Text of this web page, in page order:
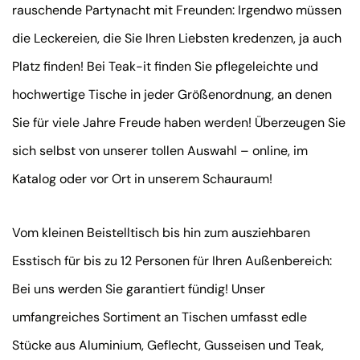
rauschende Partynacht mit Freunden: Irgendwo müssen
die Leckereien, die Sie Ihren Liebsten kredenzen, ja auch
Platz finden! Bei Teak-it finden Sie pflegeleichte und
hochwertige Tische in jeder Größenordnung, an denen
Sie für viele Jahre Freude haben werden! Überzeugen Sie
sich selbst von unserer tollen Auswahl – online, im
Katalog oder vor Ort in unserem Schauraum!
Vom kleinen Beistelltisch bis hin zum ausziehbaren
Esstisch für bis zu 12 Personen für Ihren Außenbereich:
Bei uns werden Sie garantiert fündig! Unser
umfangreiches Sortiment an Tischen umfasst edle
Stücke aus Aluminium, Geflecht, Gusseisen und Teak,